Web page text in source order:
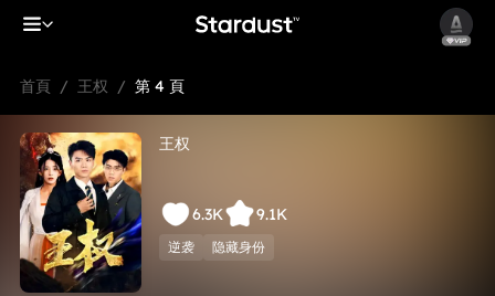
首頁 / 王权 / 第 4 頁
王权
6.3K 9.1K
逆袭 隐藏身份